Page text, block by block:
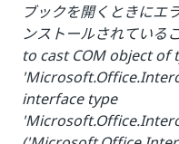
ブックを開くときにエ
ンストールされている
to cast COM object of
interface type